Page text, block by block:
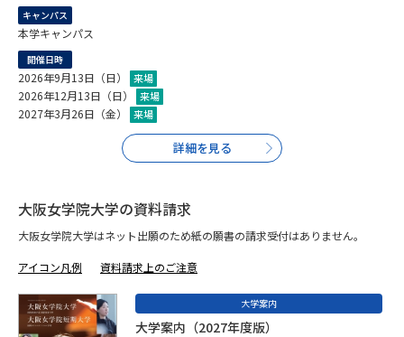
来場型・Web型イベント特集
受験準備
志望校・出願校を調べる
併願校選び
先輩が入学を決めた理由
新生活お役立ちガイド
キャンパス
本学キャンパス
開催日時
2026年9月13日（日） 来場
2026年12月13日（日） 来場
2027年3月26日（金） 来場
詳細を見る
大阪女学院大学の資料請求
大阪女学院大学はネット出願のため紙の願書の請求受付はありません。
アイコン凡例 資料請求上のご注意
大学案内
大学案内（2027年度版）